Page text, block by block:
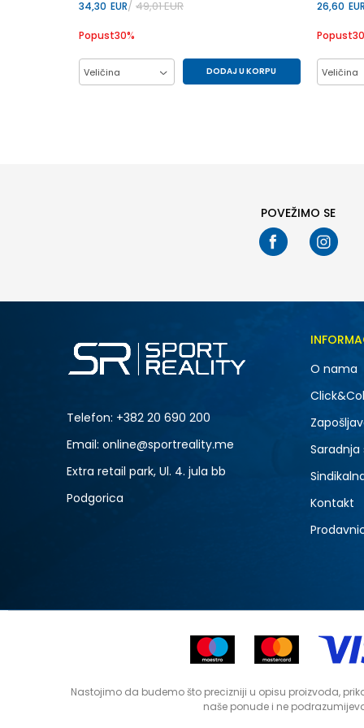
34,30 EUR 49,01EUR
Popust30%
Veličina DODAJ U KORPU
26,60 EUR
Popust30
Veličina
POVEŽIMO SE
Telefon: +382 20 690 200
Email: online@sportreality.me
Extra retail park, Ul. 4. jula bb
Podgorica
O nama
Kontakt
Nastojimo da budemo što precizniji u opisu proizvoda,
naše ponude i ne